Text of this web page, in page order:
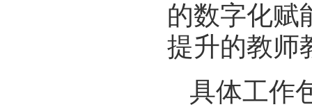
的数字化赋
提升的教师
具体工作